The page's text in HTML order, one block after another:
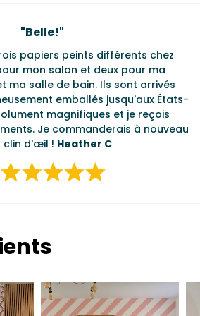
"Belle!"
papiers peints différents chez
mon salon et deux pour ma
ma salle de bain. Ils sont arrivés
emballés jusqu'aux États-
magnifiques et je reçois
Je commanderais à nouveau
clin d'œil ! Heather C